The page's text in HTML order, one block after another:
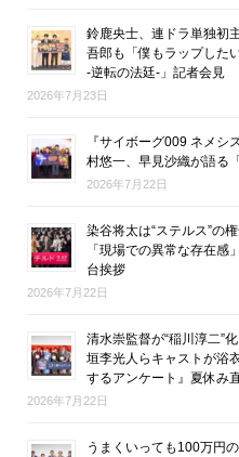
鈴鹿央士、連ドラ単独初
吾郎も「僕もラップした
-逆転の法廷-」記者会見
2026年7月23日
『サイボーグ009 ネメシ
村悠一、早見沙織が語る
2026年7月22日
染谷将太は“ステルス”の
「現場での異常な存在
台挨拶
2026年7月22日
清水崇監督が“稲川淳二”
垣李光人らキャストが浴
するアンケート』夏休み
2026年7月22日
うまくいっても100万円